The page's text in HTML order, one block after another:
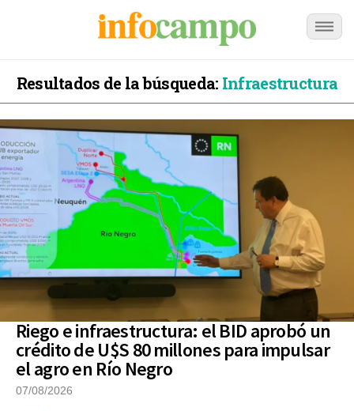
Resultados de la búsqueda: Infraestructura
Riego e infraestructura: el BID aprobó un
crédito de U$S 80 millones para impulsar
el agro en Río Negro
07/08/2026